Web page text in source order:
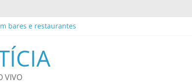
bares e restaurantes
preços da gasolina comum e do álcool
por nascimento
de avião da Voepass
VIVO